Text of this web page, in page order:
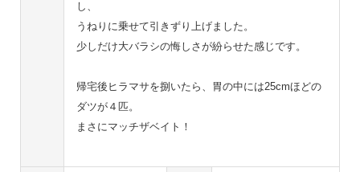
し、
うねりに乗せて引きずり上げました。
少しだけ大バラシの悔しさが紛らせた感じです。
帰宅後ヒラマサを捌いたら、胃の中には25cmほどの
ダツが４匹。
まさにマッチザベイト！